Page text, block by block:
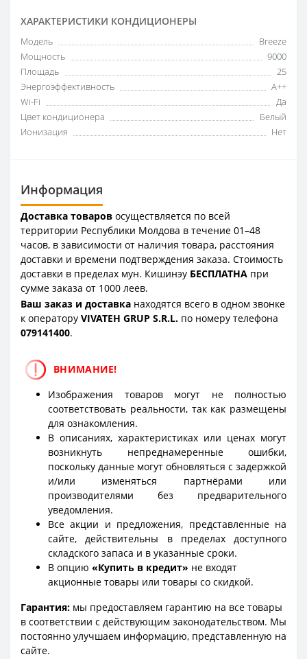
ХАРАКТЕРИСТИКИ КОНДИЦИОНЕРЫ
Модель
Breeze
Мощность
9000
Площадь
25
Энергоэффективность
A++
Wi-Fi
Да
Цвет кондиционера
Белый
Ионизация
Нет
Информация
Доставка товаров осуществляется по всей
территории Республики Молдова в течение 01–48
часов, в зависимости от наличия товара, расстояния
доставки и времени подтверждения заказа. Стоимость
доставки в пределах мун. Кишинэу БЕСПЛАТНА при
сумме заказа от 1000 леев.
Ваш заказ и доставка находятся всего в одном звонке
к оператору VIVATEH GRUP S.R.L. по номеру телефона
079141400.
ВНИМАНИЕ!
Изображения товаров могут не полностью
соответствовать реальности, так как размещены
для ознакомления.
В описаниях, характеристиках или ценах могут
возникнуть непреднамеренные ошибки,
поскольку данные могут обновляться с задержкой
и/или изменяться партнёрами или
производителями без предварительного
уведомления.
Все акции и предложения, представленные на
сайте, действительны в пределах доступного
складского запаса и в указанные сроки.
В опцию «Купить в кредит» не входят
акционные товары или товары со скидкой.
Гарантия: мы предоставляем гарантию на все товары
в соответствии с действующим законодательством. Мы
постоянно улучшаем информацию, представленную на
сайте.